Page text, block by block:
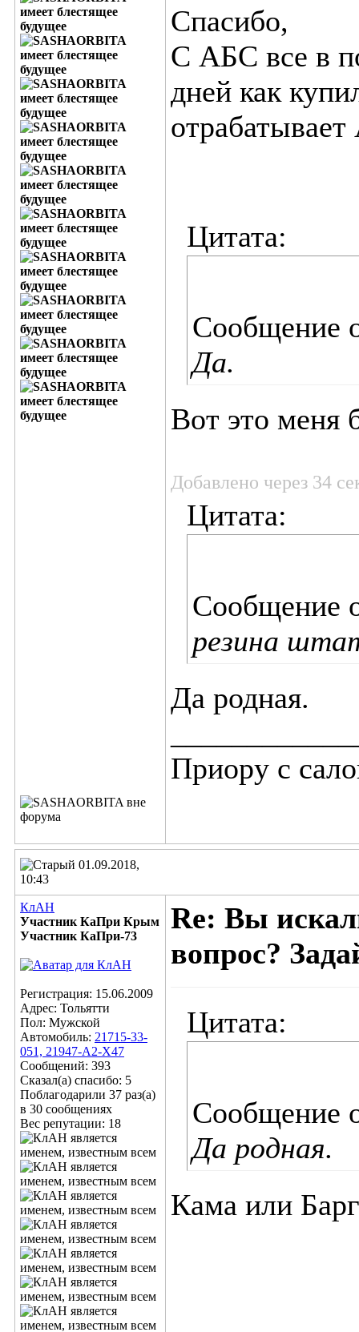
Спасибо,
С АБС все в
дней как
Цитата:
Сообщение
Да.
Вот это меня
Добавлено через 34
Цитата:
Сообщение
резина
Да родная.
Приору с
01.09.2018,
10:43
КлАН
Участник КаПри Крым
Участник КаПри-73
Регистрация: 15.06.2009
Адрес: Тольятти
Пол: Мужской
Автомобиль: 21715-33-
051, 21947-А2-Х47
Сообщений: 393
Сказал(а) спасибо: 5
Поблагодарили 37 раз(а)
в 30 сообщениях
Вес репутации: 18
Re: Вы
вопрос?
Цитата:
Сообщение
Да родная.
Кама или